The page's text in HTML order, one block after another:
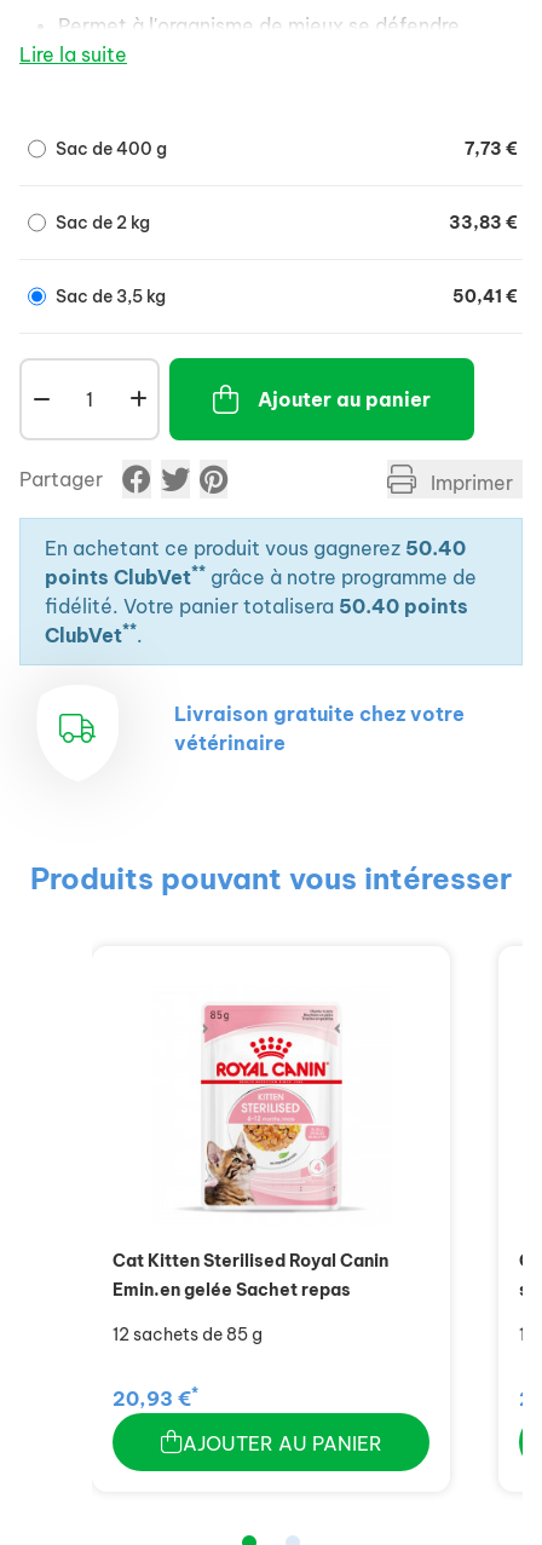
Permet à l'organisme de mieux se défendre
contre les agressions extérieures et renforce la
et limite la prolifération des bactéries
Texture et forme des croquettes spécifiques
Lire la suite
Sac de 400 g 7,73 €
Sac de 2 kg 33,83 €
Sac de 3,5 kg 50,41 €
Ajouter au panier
Partager Imprimer
En achetant ce produit vous gagnerez 50.40
points ClubVet** grâce à notre programme de
fidélité. Votre panier totalisera 50.40 points
ClubVet**.
Livraison gratuite chez votre
vétérinaire
Produits pouvant vous intéresser
Cat Kitten Sterilised Royal Canin
Emin.en gelée Sachet repas
12 sachets de 85 g
20,93 €*
AJOUTER AU PANIER